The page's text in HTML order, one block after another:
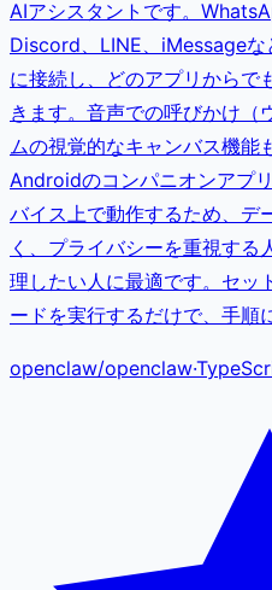
AIアシスタントです。
Discord、LINE、iMessageな
に接続し、どのアプリからで
きます。音声での呼びかけ（
ムの視覚的なキャンバス機能
Androidのコンパニオンアプ
バイス上で動作するため、デ
く、プライバシーを重視する
理したい人に最適です。セッ
ードを実行するだけで、手順
openclaw/openclaw·